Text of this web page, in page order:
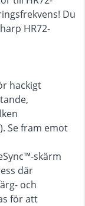
Du
HR72-
hackigt
Se fram emot
skärm
där
och
för att